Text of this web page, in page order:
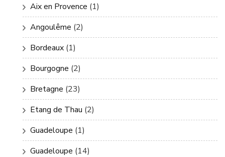
Aix en Provence (1)
Angoulême (2)
Bordeaux (1)
Bourgogne (2)
Bretagne (23)
Etang de Thau (2)
Guadeloupe (1)
Guadeloupe (14)